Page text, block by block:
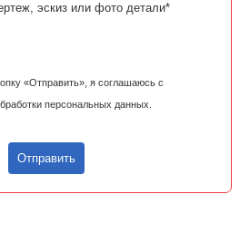
эскиз или фото детали*
«Отправить», я соглашаюсь с
персональных данных.
Отправить